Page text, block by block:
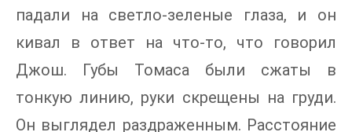
падали на светло-зеленые глаза, и он
кивал в ответ на что-то, что говорил
Джош. Губы Томаса были сжаты в
тонкую линию, руки скрещены на груди.
Он выглядел раздраженным. Расстояние